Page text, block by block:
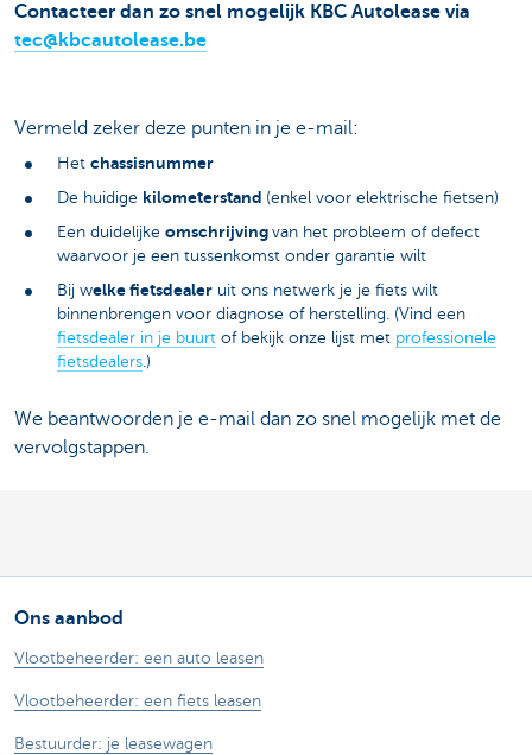
Contacteer dan zo snel mogelijk KBC Autolease via
tec@kbcautolease.be
Vermeld zeker deze punten in je e-mail:
Het chassisnummer
De huidige kilometerstand (enkel voor elektrische fietsen)
Een duidelijke omschrijving van het probleem of defect
waarvoor je een tussenkomst onder garantie wilt
Bij welke fietsdealer uit ons netwerk je je fiets wilt
binnenbrengen voor diagnose of herstelling. (Vind een
fietsdealer in je buurt of bekijk onze lijst met professionele
fietsdealers .)
We beantwoorden je e-mail dan zo snel mogelijk met de
vervolgstappen.
Ons aanbod
Vlootbeheerder: een auto leasen
Vlootbeheerder: een fiets leasen
Bestuurder: je leasewagen